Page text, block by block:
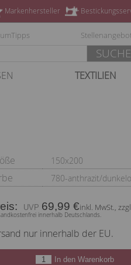
Markenhersteller
SUCHE
TEXTILIEN
150x200
780-anthrazit/
69,99 €inkl. MwSt.,
innerhalb Deutschlands.
nur innerhalb der EU.
In den Warenkorb